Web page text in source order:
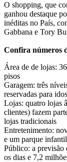
O shopping, que
ganhou destaque
inéditas no País,
Gabbana e Tory
Confira números
Área de de lojas:
pisos
Garagem: três
reservadas para
Lojas: quatro lojas
clientes) fazem
lojas tradicionais
Entretenimento:
e um parque infantil
Público: a previsão
os dias e 7,2